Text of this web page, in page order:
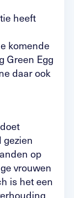
heeft
komende
Green Egg
daar ook
op
vrouwen
is het een